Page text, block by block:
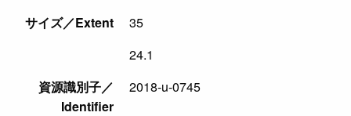
サイズ／Extent
35
24.1
資源識別子／
Identifier
2018-u-0745